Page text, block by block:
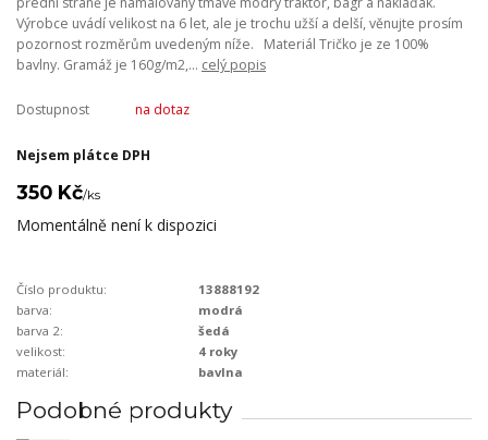
Výrobce uvádí velikost na 6 let, ale je trochu užší a delší, věnujte prosím
pozornost rozměrům uvedeným níže. Materiál Tričko je ze 100%
bavlny. Gramáž je 160g/m2,... celý popis
Dostupnost na dotaz
Nejsem plátce DPH
350 Kč/ks
Momentálně není k dispozici
Číslo produktu:
13888192
barva:
modrá
barva 2:
šedá
velikost:
4 roky
materiál:
bavlna
Podobné produkty